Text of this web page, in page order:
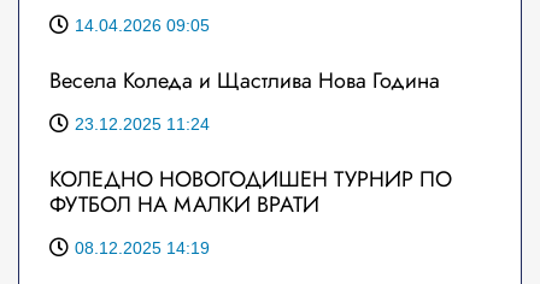
14.04.2026 09:05
Весела Коледа и Щастлива Нова Година
23.12.2025 11:24
КОЛЕДНО НОВОГОДИШЕН ТУРНИР ПО
ФУТБОЛ НА МАЛКИ ВРАТИ
08.12.2025 14:19